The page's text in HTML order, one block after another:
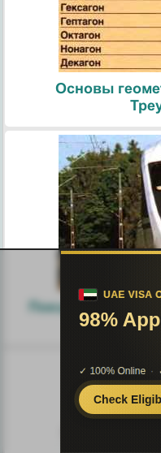
Основы
Поезда.